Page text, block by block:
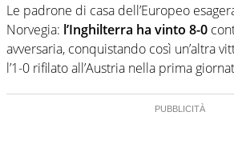
Le padrone di casa dell’Europeo
Norvegia: l’Inghilterra ha vinto 8-0
avversaria, conquistando così un’altra
l’1-0 rifilato all’Austria nella prima